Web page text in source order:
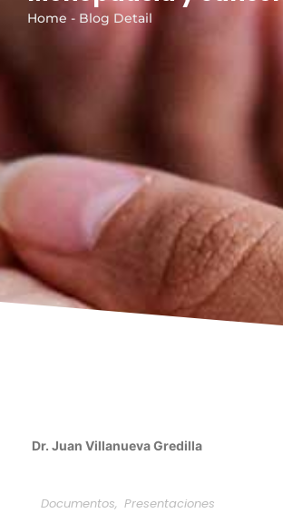
Home - Blog Detail
Dr. Juan Villanueva Gredilla
Documentos, Presentaciones